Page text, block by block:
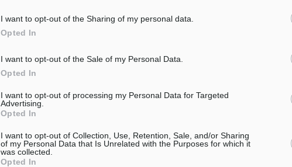
I want to opt-out of the Sharing of my personal data.
Opted In
I want to opt-out of the Sale of my Personal Data.
Opted In
I want to opt-out of processing my Personal Data for Targeted
Advertising.
Opted In
I want to opt-out of Collection, Use, Retention, Sale, and/or Sharing
of my Personal Data that Is Unrelated with the Purposes for which it
was collected.
Opted In